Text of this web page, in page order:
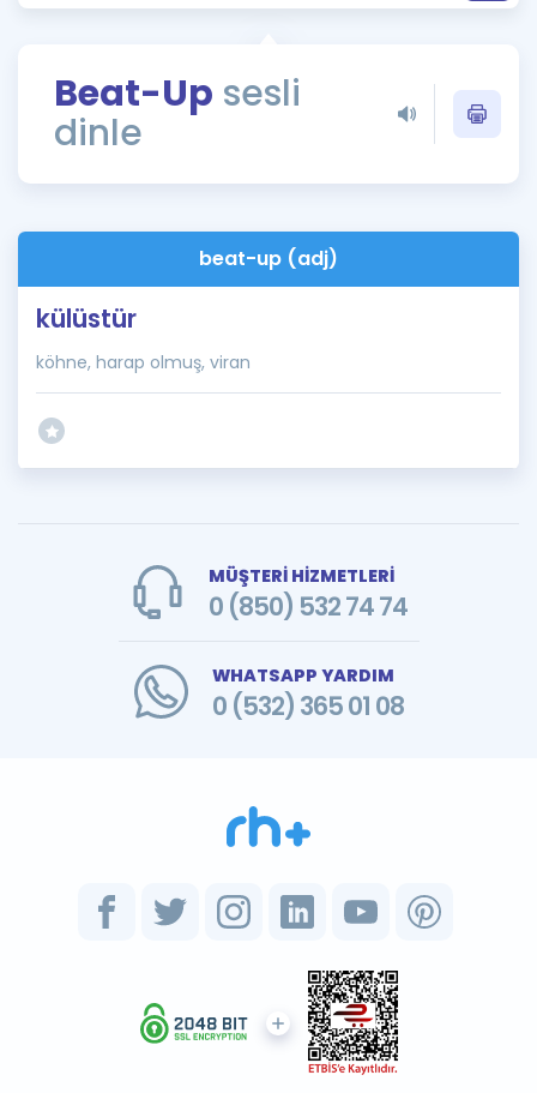
Rehberlik Aracı
ÖSYM Sınav Takvimi
İngilizce Gramer
Beat-Up sesli
dinle
beat-up (adj)
külüstür
köhne, harap olmuş, viran
MÜŞTERİ HİZMETLERİ
0 (850) 532 74 74
WHATSAPP YARDIM
0 (532) 365 01 08